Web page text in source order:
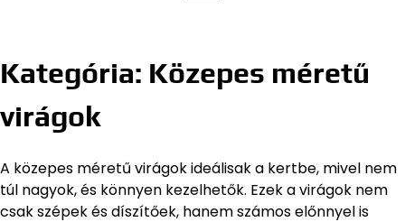
Kategória: Közepes méretű
virágok
A közepes méretű virágok ideálisak a kertbe, mivel nem
túl nagyok, és könnyen kezelhetők. Ezek a virágok nem
csak szépek és díszítőek, hanem számos előnnyel is